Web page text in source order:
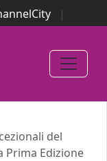
|
Italian Channel
Italian Security
del
Prima Edizione